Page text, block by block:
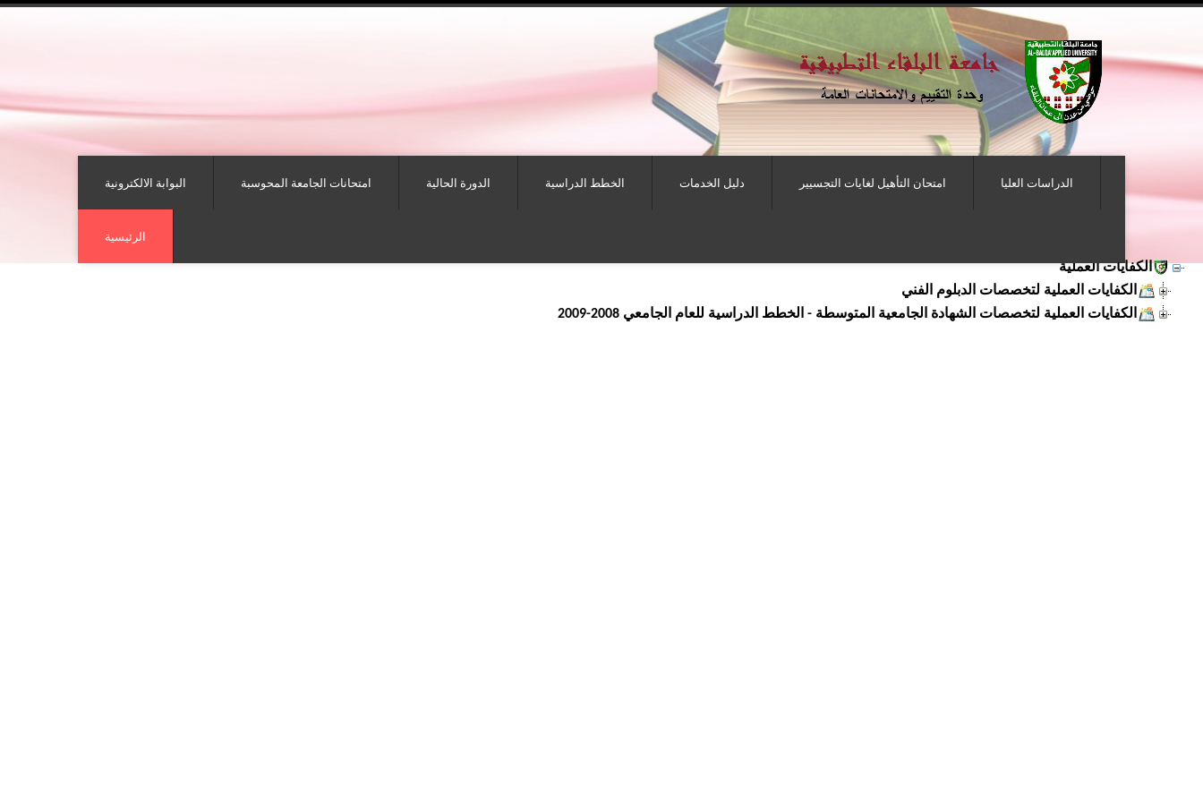
البوابة الالكترونية امتحانات الجامعة المحوسبة الدورة الحالية الخطط الدراسية دليل الخدمات امتحان التأهيل لغايات التجسيير الدراسات العليا
الرئيسية
الكفايات العملية
الكفايات العملية لتخصصات الدبلوم الفني
الكفايات العملية لتخصصات الشهادة الجامعية المتوسطة - الخطط الدراسية للعام الجامعي 2008-2009